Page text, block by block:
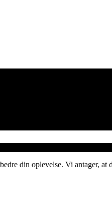
din oplevelse. Vi antager,